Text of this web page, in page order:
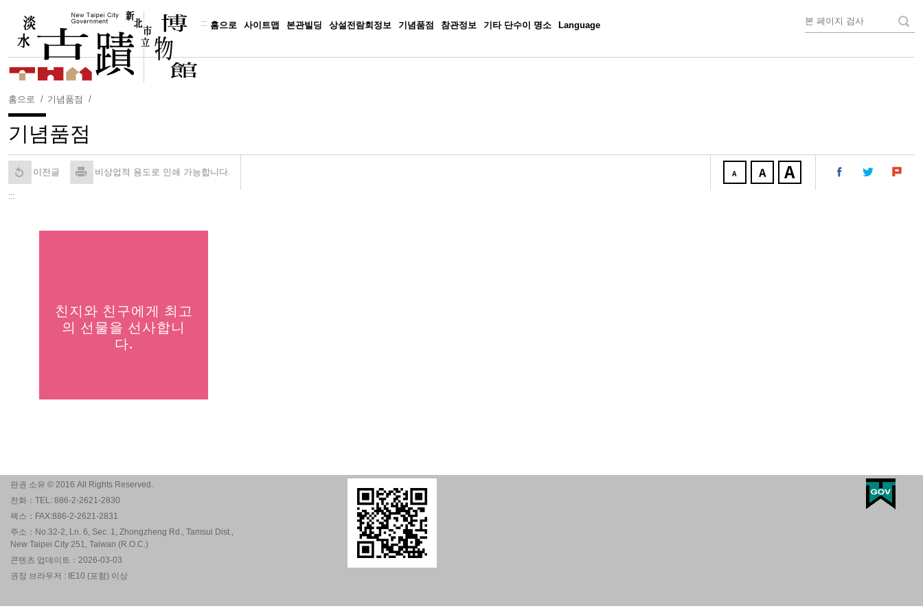
::: 홈으로 사이트맵 본관빌딩 상설전람회정보 기념품점 참관정보 기타 단수이 명소 Language
홈으로 기념품점
기념품점
이전글 비상업적 용도로 인쇄 가능합니다.
:::
친지와 친구에게 최고
의 선물을 선사합니
다.
판권 소유 © 2016 All Rights Reserved.
전화：TEL: 886-2-2621-2830
팩스：FAX:886-2-2621-2831
주소：No.32-2, Ln. 6, Sec. 1, Zhongzheng Rd., Tamsui Dist.,
New Taipei City 251, Taiwan (R.O.C.)
콘텐츠 업데이트：2026-03-03
권장 브라우저 : IE10 (포함) 이상